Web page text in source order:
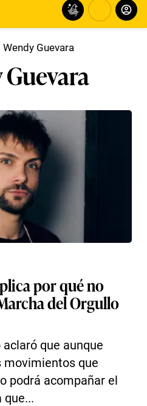
Wendy Guevara
por qué no
del Orgullo
que aunque
movimientos que
podrá acompañar el
que...